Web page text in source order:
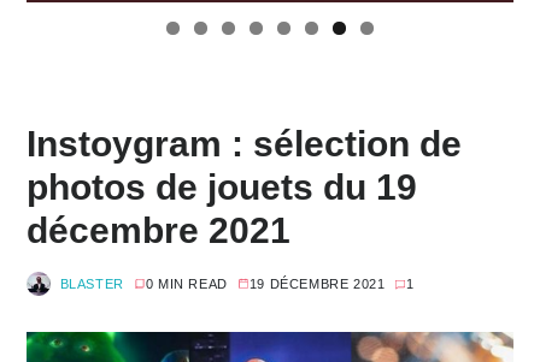
Instoygram : sélection de
photos de jouets du 19
décembre 2021
BLASTER 0 MIN READ 19 DÉCEMBRE 2021 1